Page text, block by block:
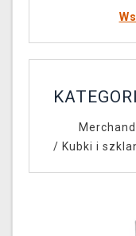
/ Kubki i